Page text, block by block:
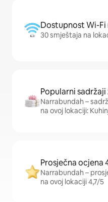
Dostupnost Wi-Fi
30 smještaja na
Popularni
Narrabundah –
na ovoj lokaciji:
Prosječna ocjena
Narrabundah –
na ovoj lokaciji 4,7/5